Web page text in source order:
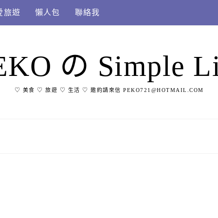
旅遊 懶人包 聯絡我
の Simple
♡ 美食 ♡ 旅遊 ♡ 生活 ♡ 邀約請來信 PEKO721@HOTMAIL.COM